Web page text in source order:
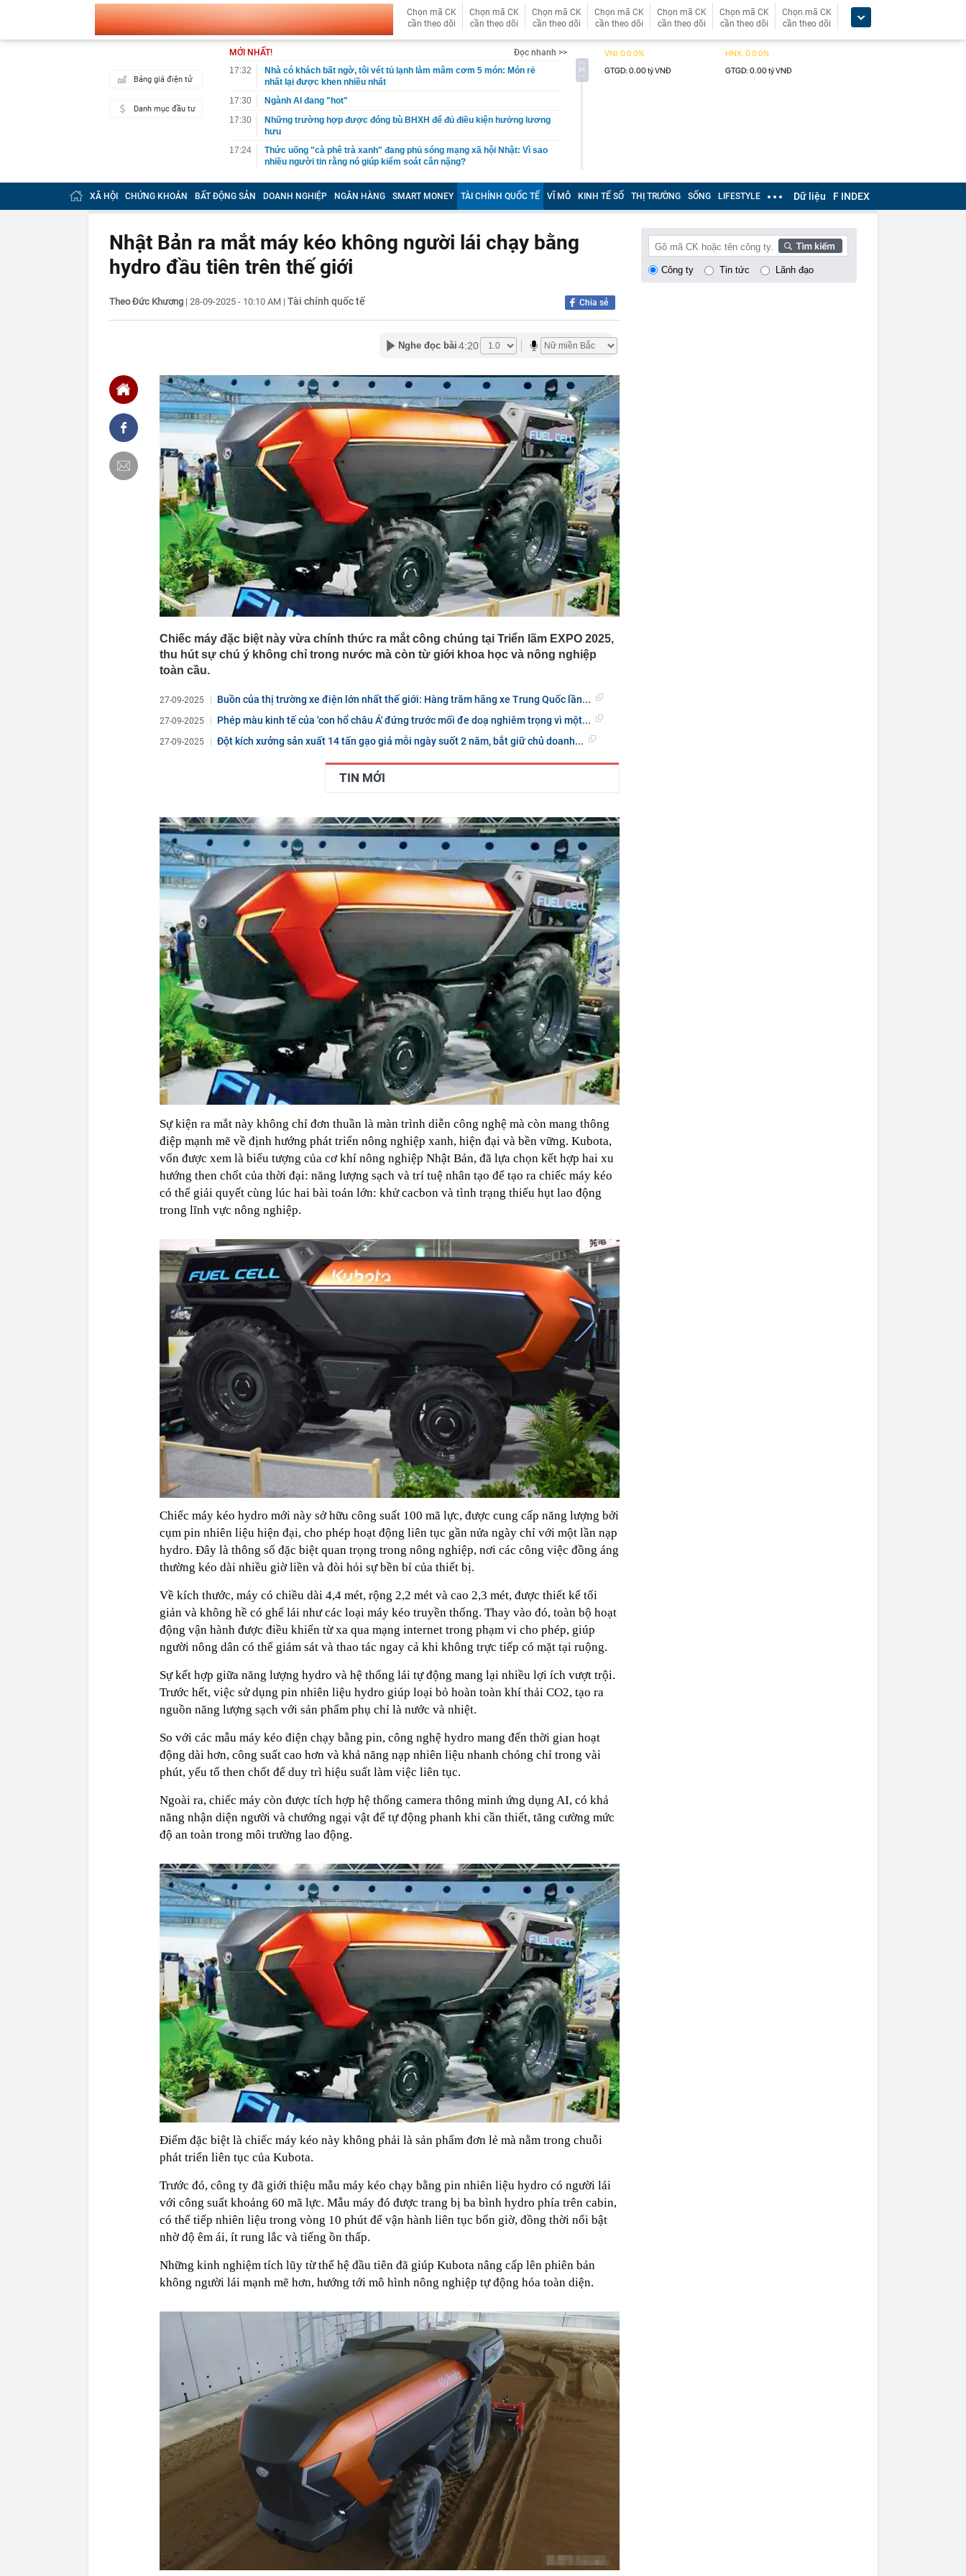
Chọn mã CK
cần theo dõi
Chọn mã CK
cần theo dõi
Chọn mã CK
cần theo dõi
Chọn mã CK
cần theo dõi
Chọn mã CK
cần theo dõi
Chọn mã CK
cần theo dõi
Chọn mã CK
cần theo dõi
Bảng giá điện tử
Danh mục đầu tư
MỚI NHẤT!
Đọc nhanh >>
17:32
Nhà có khách bất ngờ, tôi vét tủ lạnh làm mâm cơm 5 món: Món rẻ
nhất lại được khen nhiều nhất
17:30
Ngành AI đang "hot"
17:30
Những trường hợp được đóng bù BHXH để đủ điều kiện hưởng lương
hưu
17:24
Thức uống "cà phê trà xanh" đang phủ sóng mạng xã hội Nhật: Vì sao
nhiều người tin rằng nó giúp kiểm soát cân nặng?
17:15
TTCP chuyển Bộ Công an thông tin 7 cá nhân giao dịch vàng khoảng
2.084 tỷ đồng
17:15
Transimex sắp trả cổ tức bằng cổ phiếu tỷ lệ 7%
17:10
Ái nữ nhà tỷ phú Phạm Nhật Vượng tham gia vào nền "kinh tế bạc" tỷ
USD của Việt Nam
Vì sao phải điều chỉnh dự án đường sắt Lào Cai - Hà Nội - Hải Phòng?
17:04
Nữ ca sĩ đình đám kể chuyện quá khứ với Bằng Kiều
17:00
Fed khó tăng lãi suất vào tháng 9
1 trường đại học thuộc BIG4 kinh tế miền Bắc có điểm chuẩn gần
lãi suất cao nhất?
16:44
1 trường ĐH tư phía Bắc công bố điểm chuẩn từ 15 điểm, tung quỹ học
bổng 55 tỷ đồng chào mừng tân sinh viên
16:43
Tất cả người dân trên cả nước cần đặc biệt cảnh giác trước loại
camera sau
16:42
Công an đề nghị 508 chủ phương tiện vi phạm có biển số sau nhanh
chóng nộp phạt nguội theo Nghị định 168
16:41
Khám xét nơi cất giấu tang vật của chủ hộ kinh doanh Huỳnh Hạ Thi
16:39
Ninh Dương Lan Ngọc lên tiếng giữa đêm
16:35
Mẫu xe Mitsubishi giảm giá 80 triệu đồng tại đại lý, rẻ hơn Kia Morning
16:34
Điểm chuẩn Đại học Thương mại 2026 cao nhất 26,5
XÃ HỘI CHỨNG KHOÁN BẤT ĐỘNG SẢN DOANH NGHIỆP NGÂN HÀNG SMART MONEY TÀI CHÍNH QUỐC TẾ VĨ MÔ KINH TẾ SỐ THỊ TRƯỜNG SỐNG LIFESTYLE Dữ liệu F INDEX
Nhật Bản ra mắt máy kéo không người lái chạy bằng
hydro đầu tiên trên thế giới
Theo Đức Khương | 28-09-2025 - 10:10 AM | Tài chính quốc tế Chia sẻ
Nghe đọc bài 4:20
Chiếc máy đặc biệt này vừa chính thức ra mắt công chúng tại Triển lãm EXPO 2025,
thu hút sự chú ý không chỉ trong nước mà còn từ giới khoa học và nông nghiệp
toàn cầu.
27-09-2025 Buồn của thị trường xe điện lớn nhất thế giới: Hàng trăm hãng xe Trung Quốc lần...
27-09-2025 Phép màu kinh tế của 'con hổ châu Á' đứng trước mối đe doạ nghiêm trọng vì một...
27-09-2025 Đột kích xưởng sản xuất 14 tấn gạo giả mỗi ngày suốt 2 năm, bắt giữ chủ doanh...
TIN MỚI
Sự kiện ra mắt này không chỉ đơn thuần là màn trình diễn công nghệ mà còn mang thông
điệp mạnh mẽ về định hướng phát triển nông nghiệp xanh, hiện đại và bền vững. Kubota,
vốn được xem là biểu tượng của cơ khí nông nghiệp Nhật Bản, đã lựa chọn kết hợp hai xu
hướng then chốt của thời đại: năng lượng sạch và trí tuệ nhân tạo để tạo ra chiếc máy kéo
có thể giải quyết cùng lúc hai bài toán lớn: khử cacbon và tình trạng thiếu hụt lao động
trong lĩnh vực nông nghiệp.
Chiếc máy kéo hydro mới này sở hữu công suất 100 mã lực, được cung cấp năng lượng bởi
cụm pin nhiên liệu hiện đại, cho phép hoạt động liên tục gần nửa ngày chỉ với một lần nạp
hydro. Đây là thông số đặc biệt quan trọng trong nông nghiệp, nơi các công việc đồng áng
thường kéo dài nhiều giờ liền và đòi hỏi sự bền bỉ của thiết bị.
Về kích thước, máy có chiều dài 4,4 mét, rộng 2,2 mét và cao 2,3 mét, được thiết kế tối
giản và không hề có ghế lái như các loại máy kéo truyền thống. Thay vào đó, toàn bộ hoạt
động vận hành được điều khiển từ xa qua mạng internet trong phạm vi cho phép, giúp
người nông dân có thể giám sát và thao tác ngay cả khi không trực tiếp có mặt tại ruộng.
Sự kết hợp giữa năng lượng hydro và hệ thống lái tự động mang lại nhiều lợi ích vượt trội.
Trước hết, việc sử dụng pin nhiên liệu hydro giúp loại bỏ hoàn toàn khí thải CO2, tạo ra
nguồn năng lượng sạch với sản phẩm phụ chỉ là nước và nhiệt.
So với các mẫu máy kéo điện chạy bằng pin, công nghệ hydro mang đến thời gian hoạt
động dài hơn, công suất cao hơn và khả năng nạp nhiên liệu nhanh chóng chỉ trong vài
phút, yếu tố then chốt để duy trì hiệu suất làm việc liên tục.
Ngoài ra, chiếc máy còn được tích hợp hệ thống camera thông minh ứng dụng AI, có khả
năng nhận diện người và chướng ngại vật để tự động phanh khi cần thiết, tăng cường mức
độ an toàn trong môi trường lao động.
Điểm đặc biệt là chiếc máy kéo này không phải là sản phẩm đơn lẻ mà nằm trong chuỗi
phát triển liên tục của Kubota.
Trước đó, công ty đã giới thiệu mẫu máy kéo chạy bằng pin nhiên liệu hydro có người lái
với công suất khoảng 60 mã lực. Mẫu máy đó được trang bị ba bình hydro phía trên cabin,
có thể tiếp nhiên liệu trong vòng 10 phút để vận hành liên tục bốn giờ, đồng thời nổi bật
nhờ độ êm ái, ít rung lắc và tiếng ồn thấp.
Những kinh nghiệm tích lũy từ thế hệ đầu tiên đã giúp Kubota nâng cấp lên phiên bản
không người lái mạnh mẽ hơn, hướng tới mô hình nông nghiệp tự động hóa toàn diện.
Công ty Tin tức Lãnh đạo